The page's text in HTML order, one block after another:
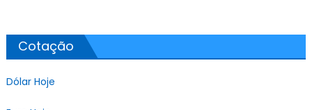
Cotação
Dólar Hoje